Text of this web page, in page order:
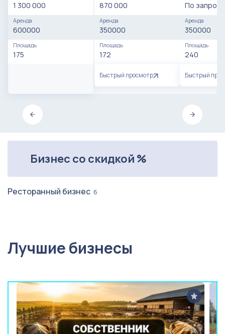
1 300 000
Аренда
600000
Площадь
175
870 000
Аренда
350000
Площадь
172
Быстрый просмотр
По запросу
Аренда
350000
Площадь
240
Быстрый
Бизнес со скидкой %
Ресторанный бизнес 6
Лучшие бизнесы